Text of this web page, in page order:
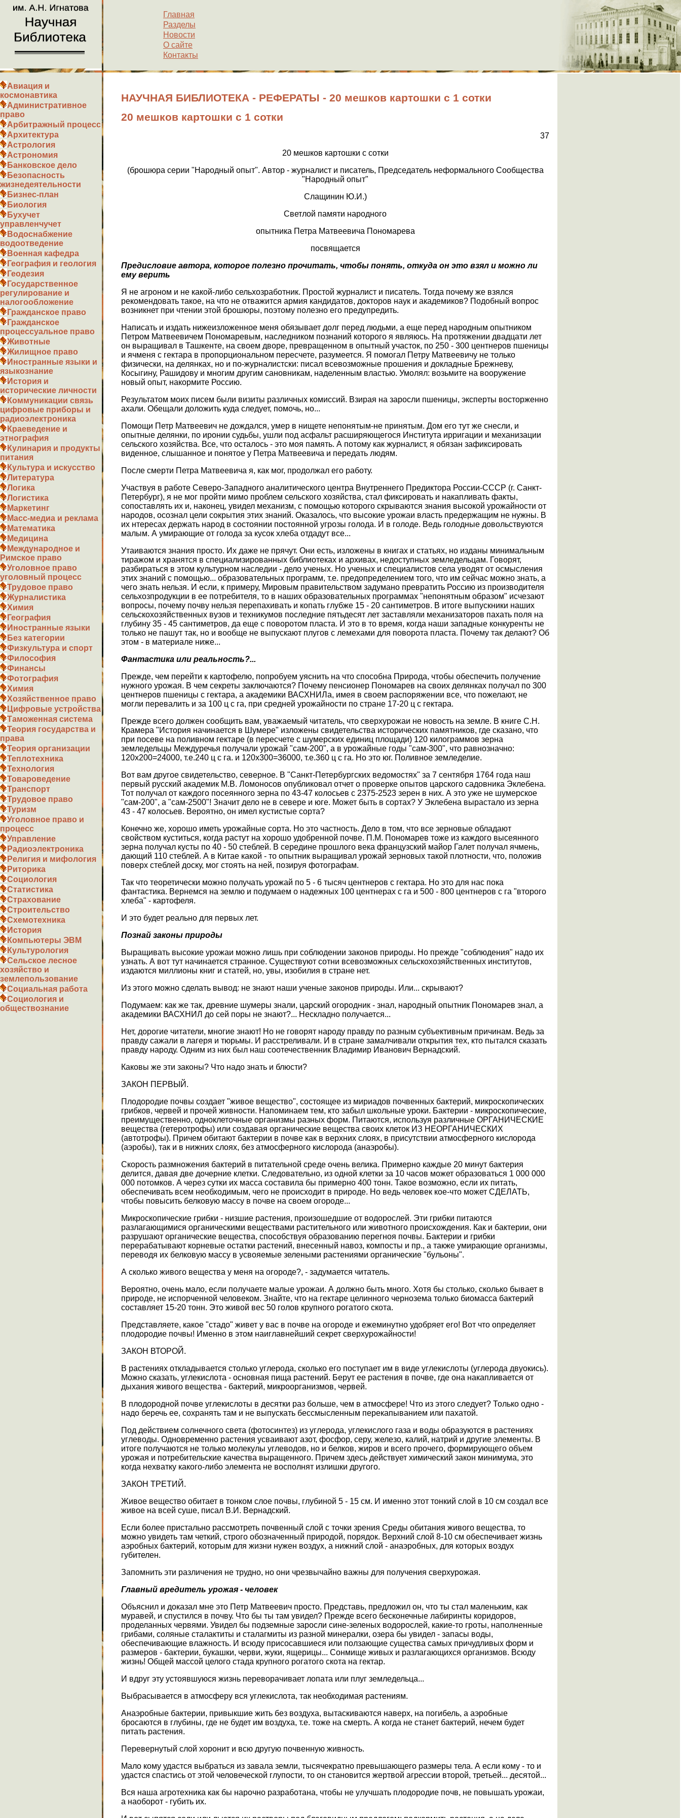
Главная
Разделы
Новости
О сайте
Контакты
Авиация и
космонавтика
Административное
право
Арбитражный процесс
Архитектура
Астрология
Астрономия
Банковское дело
Безопасность
жизнедеятельности
Бизнес-план
Биология
Бухучет
управленчучет
Водоснабжение
водоотведение
Военная кафедра
География и геология
Геодезия
Государственное
регулирование и
налогообложение
Гражданское право
Гражданское
процессуальное право
Животные
Жилищное право
Иностранные языки и
языкознание
История и
исторические личности
Коммуникации связь
цифровые приборы и
радиоэлектроника
Краеведение и
этнография
Кулинария и продукты
питания
Культура и искусство
Литература
Логика
Логистика
Маркетинг
Масс-медиа и реклама
Математика
Медицина
Международное и
Римское право
Уголовное право
уголовный процесс
Трудовое право
Журналистика
Химия
География
Иностранные языки
Без категории
Физкультура и спорт
Философия
Финансы
Фотография
Химия
Хозяйственное право
Цифровые устройства
Таможенная система
Теория государства и
права
Теория организации
Теплотехника
Технология
Товароведение
Транспорт
Трудовое право
Туризм
Уголовное право и
процесс
Управление
Радиоэлектроника
Религия и мифология
Риторика
Социология
Статистика
Страхование
Строительство
Схемотехника
История
Компьютеры ЭВМ
Культурология
Сельское лесное
хозяйство и
землепользование
Социальная работа
Социология и
обществознание
НАУЧНАЯ БИБЛИОТЕКА - РЕФЕРАТЫ - 20 мешков картошки с 1 сотки
20 мешков картошки с 1 сотки
37
20 мешков картошки с сотки
(брошюра серии "Народный опыт". Автор - журналист и писатель, Председатель неформального Сообщества
"Народный опыт"
Слащинин Ю.И.)
Светлой памяти народного
опытника Петра Матвеевича Пономарева
посвящается
Предисловие автора, которое полезно прочитать, чтобы понять, откуда он это взял и можно ли
ему верить
Я не агроном и не какой-либо сельхозработник. Простой журналист и писатель. Тогда почему же взялся
рекомендовать такое, на что не отважится армия кандидатов, докторов наук и академиков? Подобный вопрос
возникнет при чтении этой брошюры, поэтому полезно его предупредить.
Написать и издать нижеизложенное меня обязывает долг перед людьми, а еще перед народным опытником
Петром Матвеевичем Пономаревым, наследником познаний которого я являюсь. На протяжении двадцати лет
он выращивал в Ташкенте, на своем дворе, превращенном в опытный участок, по 250 - 300 центнеров пшеницы
и ячменя с гектара в пропорциональном пересчете, разумеется. Я помогал Петру Матвеевичу не только
физически, на делянках, но и по-журналистски: писал всевозможные прошения и докладные Брежневу,
Косыгину, Рашидову и многим другим сановникам, наделенным властью. Умолял: возьмите на вооружение
новый опыт, накормите Россию.
Результатом моих писем были визиты различных комиссий. Взирая на заросли пшеницы, эксперты восторженно
ахали. Обещали доложить куда следует, помочь, но...
Помощи Петр Матвеевич не дождался, умер в нищете непонятым-не принятым. Дом его тут же снесли, и
опытные делянки, по иронии судьбы, ушли под асфальт расширяющегося Института ирригации и механизации
сельского хозяйства. Все, что осталось - это моя память. А потому как журналист, я обязан зафиксировать
виденное, слышанное и понятое у Петра Матвеевича и передать людям.
После смерти Петра Матвеевича я, как мог, продолжал его работу.
Участвуя в работе Северо-Западного аналитического центра Внутреннего Предиктора России-СССР (г. Санкт-
Петербург), я не мог пройти мимо проблем сельского хозяйства, стал фиксировать и накапливать факты,
сопоставлять их и, наконец, увидел механизм, с помощью которого скрываются знания высокой урожайности от
народов, осознал цели сокрытия этих знаний. Оказалось, что высокие урожаи власть предержащим не нужны. В
их нтересах держать народ в состоянии постоянной угрозы голода. И в голоде. Ведь голодные довольствуются
малым. А умирающие от голода за кусок хлеба отдадут все...
Утаиваются знания просто. Их даже не прячут. Они есть, изложены в книгах и статьях, но изданы минимальным
тиражом и хранятся в специализированных библиотеках и архивах, недоступных земледельцам. Говорят,
разбираться в этом культурном наследии - дело ученых. Но ученых и специалистов села уводят от осмысления
этих знаний с помощью... образовательных программ, т.е. предопределением того, что им сейчас можно знать, а
чего знать нельзя. И если, к примеру, Мировым правительством задумано превратить Россию из производителя
сельхозпродукции в ее потребителя, то в наших образовательных программах "непонятным образом" исчезают
вопросы, почему почву нельзя перепахивать и копать глубже 15 - 20 сантиметров. В итоге выпускники наших
сельскохозяйственных вузов и техникумов последние пятьдесят лет заставляли механизаторов пахать поля на
глубину 35 - 45 сантиметров, да еще с поворотом пласта. И это в то время, когда наши западные конкуренты не
только не пашут так, но и вообще не выпускают плугов с лемехами для поворота пласта. Почему так делают? Об
этом - в материале ниже...
Фантастика или реальность?...
Прежде, чем перейти к картофелю, попробуем уяснить на что способна Природа, чтобы обеспечить получение
нужного урожая. В чем секреты заключаются? Почему пенсионер Пономарев на своих делянках получал по 300
центнеров пшеницы с гектара, а академики ВАСХНИЛа, имея в своем распоряжении все, что пожелают, не
могли перевалить и за 100 ц с га, при средней урожайности по стране 17-20 ц с гектара.
Прежде всего должен сообщить вам, уважаемый читатель, что сверхурожаи не новость на земле. В книге С.Н.
Крамера "История начинается в Шумере" изложены свидетельства исторических памятников, где сказано, что
при посеве на поливном гектаре (в пересчете с шумерских единиц площади) 120 килограммов зерна
земледельцы Междуречья получали урожай "сам-200", а в урожайные годы "сам-300", что равнозначно:
120x200=24000, т.е.240 ц с га. и 120x300=36000, т.е.360 ц с га. Но это юг. Поливное земледелие.
Вот вам другое свидетельство, северное. В "Санкт-Петербургских ведомостях" за 7 сентября 1764 года наш
первый русский академик М.В. Ломоносов опубликовал отчет о проверке опытов царского садовника Эклебена.
Тот получал от каждого посеянного зерна по 43-47 колосьев с 2375-2523 зерен в них. А это уже не шумерское
"сам-200", а "сам-2500"! Значит дело не в севере и юге. Может быть в сортах? У Эклебена вырастало из зерна
43 - 47 колосьев. Вероятно, он имел кустистые сорта?
Конечно же, хорошо иметь урожайные сорта. Но это частность. Дело в том, что все зерновые обладают
свойством куститься, когда растут на хорошо удобренной почве. П.М. Пономарев тоже из каждого высеянного
зерна получал кусты по 40 - 50 стеблей. В середине прошлого века французский майор Галет получал ячмень,
дающий 110 стеблей. А в Китае какой - то опытник выращивал урожай зерновых такой плотности, что, положив
поверх стеблей доску, мог стоять на ней, позируя фотографам.
Так что теоретически можно получать урожай по 5 - 6 тысяч центнеров с гектара. Но это для нас пока
фантастика. Вернемся на землю и подумаем о надежных 100 центнерах с га и 500 - 800 центнеров с га "второго
хлеба" - картофеля.
И это будет реально для первых лет.
Познай законы природы
Выращивать высокие урожаи можно лишь при соблюдении законов природы. Но прежде "соблюдения" надо их
узнать. А вот тут начинается странное. Существуют сотни всевозможных сельскохозяйственных институтов,
издаются миллионы книг и статей, но, увы, изобилия в стране нет.
Из этого можно сделать вывод: не знают наши ученые законов природы. Или... скрывают?
Подумаем: как же так, древние шумеры знали, царский огородник - знал, народный опытник Пономарев знал, а
академики ВАСХНИЛ до сей поры не знают?... Нескладно получается...
Нет, дорогие читатели, многие знают! Но не говорят народу правду по разным субъективным причинам. Ведь за
правду сажали в лагеря и тюрьмы. И расстреливали. И в стране замалчивали открытия тех, кто пытался сказать
правду народу. Одним из них был наш соотечественник Владимир Иванович Вернадский.
Каковы же эти законы? Что надо знать и блюсти?
ЗАКОН ПЕРВЫЙ.
Плодородие почвы создает "живое вещество", состоящее из мириадов почвенных бактерий, микроскопических
грибков, червей и прочей живности. Напоминаем тем, кто забыл школьные уроки. Бактерии - микроскопические,
преимущественно, одноклеточные организмы разных форм. Питаются, используя различные ОРГАНИЧЕСКИЕ
вещества (гетеротрофы) или создавая органические вещества своих клеток ИЗ НЕОРГАНИЧЕСКИХ
(автотрофы). Причем обитают бактерии в почве как в верхних слоях, в присутствии атмосферного кислорода
(аэробы), так и в нижних слоях, без атмосферного кислорода (анаэробы).
Скорость размножения бактерий в питательной среде очень велика. Примерно каждые 20 минут бактерия
делится, давая две дочерние клетки. Следовательно, из одной клетки за 10 часов может образоваться 1 000 000
000 потомков. А через сутки их масса составила бы примерно 400 тонн. Такое возможно, если их питать,
обеспечивать всем необходимым, чего не происходит в природе. Но ведь человек кое-что может СДЕЛАТЬ,
чтобы повысить белковую массу в почве на своем огороде...
Микроскопические грибки - низшие растения, произошедшие от водорослей. Эти грибки питаются
разлагающимися органическими веществами растительного или животного происхождения. Как и бактерии, они
разрушают органические вещества, способствуя образованию перегноя почвы. Бактерии и грибки
перерабатывают корневые остатки растений, внесенный навоз, компосты и пр., а также умирающие организмы,
переводя их белковую массу в усвояемые зелеными растениями органические "бульоны".
А сколько живого вещества у меня на огороде?, - задумается читатель.
Вероятно, очень мало, если получаете малые урожаи. А должно быть много. Хотя бы столько, сколько бывает в
природе, не испорченной человеком. Знайте, что на гектаре целинного чернозема только биомасса бактерий
составляет 15-20 тонн. Это живой вес 50 голов крупного рогатого скота.
Представляете, какое "стадо" живет у вас в почве на огороде и ежеминутно удобряет его! Вот что определяет
плодородие почвы! Именно в этом наиглавнейший секрет сверхурожайности!
ЗАКОН ВТОРОЙ.
В растениях откладывается столько углерода, сколько его поступает им в виде углекислоты (углерода двуокись).
Можно сказать, углекислота - основная пища растений. Берут ее растения в почве, где она накапливается от
дыхания живого вещества - бактерий, микроорганизмов, червей.
В плодородной почве углекислоты в десятки раз больше, чем в атмосфере! Что из этого следует? Только одно -
надо беречь ее, сохранять там и не выпускать бессмысленным перекапыванием или пахатой.
Под действием солнечного света (фотосинтез) из углерода, углекислого газа и воды образуются в растениях
углеводы. Одновременно растения усваивают азот, фосфор, серу, железо, калий, натрий и другие элементы. В
итоге получаются не только молекулы углеводов, но и белков, жиров и всего прочего, формирующего объем
урожая и потребительские качества выращенного. Причем здесь действует химический закон минимума, это
когда нехватку какого-либо элемента не восполнят излишки другого.
ЗАКОН ТРЕТИЙ.
Живое вещество обитает в тонком слое почвы, глубиной 5 - 15 см. И именно этот тонкий слой в 10 см создал все
живое на всей суше, писал В.И. Вернадский.
Если более пристально рассмотреть почвенный слой с точки зрения Среды обитания живого вещества, то
можно увидеть там четкий, строго обозначенный природой, порядок. Верхний слой 8-10 см обеспечивает жизнь
аэробных бактерий, которым для жизни нужен воздух, а нижний слой - анаэробных, для которых воздух
губителен.
Запомнить эти различения не трудно, но они чрезвычайно важны для получения сверхурожая.
Главный вредитель урожая - человек
Объяснил и доказал мне это Петр Матвеевич просто. Представь, предложил он, что ты стал маленьким, как
муравей, и спустился в почву. Что бы ты там увидел? Прежде всего бесконечные лабиринты коридоров,
проделанных червями. Увидел бы подземные заросли сине-зеленых водорослей, какие-то гроты, наполненные
грибами, соляные сталактиты и сталагмиты из разной минералки, озера бы увидел - запасы воды,
обеспечивающие влажность. И всюду присосавшиеся или ползающие существа самых причудливых форм и
размеров - бактерии, букашки, черви, жуки, ящерицы... Сонмище живых и разлагающихся организмов. Всюду
жизнь! Общей массой целого стада крупного рогатого скота на гектар.
И вдруг эту устоявшуюся жизнь переворачивает лопата или плуг земледельца...
Выбрасывается в атмосферу вся углекислота, так необходимая растениям.
Анаэробные бактерии, привыкшие жить без воздуха, вытаскиваются наверх, на погибель, а аэробные
бросаются в глубины, где не будет им воздуха, т.е. тоже на смерть. А когда не станет бактерий, нечем будет
питать растения.
Перевернутый слой хоронит и всю другую почвенную живность.
Мало кому удастся выбраться из завала земли, тысячекратно превышающего размеры тела. А если кому - то и
удастся спастись от этой человеческой глупости, то он становится жертвой агрессии второй, третьей... десятой...
Вся наша агротехника как бы нарочно разработана, чтобы не улучшать плодородие почв, не повышать урожаи,
а наоборот - губить их.